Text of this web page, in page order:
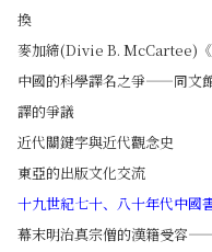
換
麥加締(Divie B. McCartee)
中國的科學譯名之爭——同文
譯的爭議
近代關鍵字與近代觀念史
東亞的出版文化交流
十九世紀七十、八十年代中國
幕末明治真宗僧的漢籍受容